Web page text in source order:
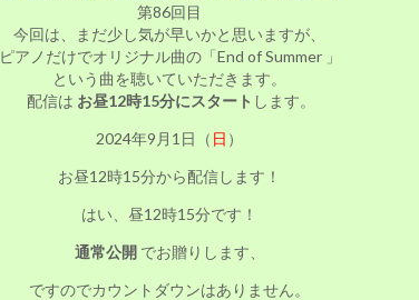
第86回目
今回は、まだ少し気が早いかと思いますが、
ピアノだけでオリジナル曲の「End of Summer 」
という曲を聴いていただきます。
配信は お昼12時15分にスタート します。
2024年9月1日（ 日 ）
お昼12時15分から配信します！
はい、昼12時15分です！
通常公開 でお贈りします、
ですのでカウントダウンはありません。